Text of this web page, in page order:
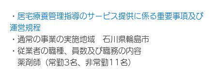
・ 居宅療養管理指導のサービス提供に係る重要事項及び
運営規程
・通常の事業の実施地域 石川県輪島市
・従業者の職種、員数及び職務の内容
薬剤師（常勤3名、非常勤11名）